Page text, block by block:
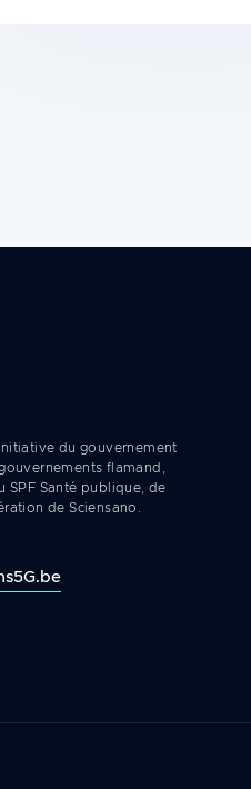
du gouvernement
flamand,
SPF Santé publique, de
de Sciensano.